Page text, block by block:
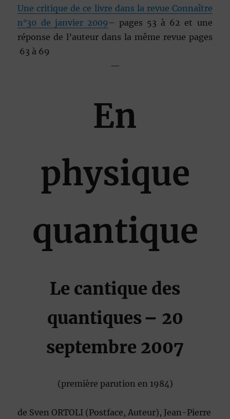
Une critique de ce livre dans la revue Connaître
n°30 de janvier 2009– pages 53 à 62 et une
réponse de l’auteur dans la même revue pages
63 à 69
—
En
physique
quantique
Le cantique des
quantiques – 20
septembre 2007
(première parution en 1984)
de Sven ORTOLI (Postface, Auteur), Jean-Pierre